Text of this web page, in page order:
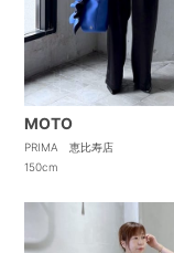
MOTO
PRIMA 恵比寿店
150cm